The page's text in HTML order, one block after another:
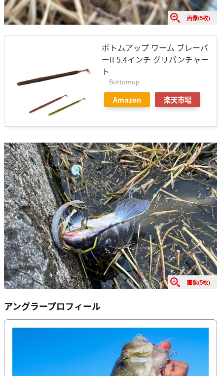
画像(5枚)
ボトムアップ ワーム ブレーバ
ーII 5.4インチ グリパンチャー
ト
Bottomup
Amazon 楽天市場
画像(5枚)
アングラープロフィール